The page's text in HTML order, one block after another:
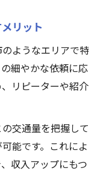
リット
ようなエリアで特
細やかな依頼に応
リピーターや紹介
交通量を把握して
能です。これによ
収入アップにもつ